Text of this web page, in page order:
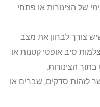
של הצינורות או פתחי
צורך לבחון את מצב
סיב אופטי קטנות או
בתוך הצינורות.
לזהות סדקים, שברים או